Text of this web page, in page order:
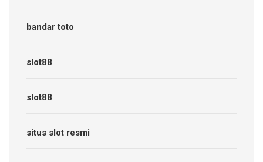
bandar toto
slot88
slot88
situs slot resmi